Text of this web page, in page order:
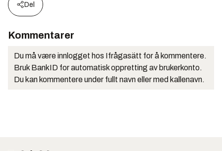
Del
Kommentarer
Du må være innlogget hos Ifrågasätt for å kommentere.
Bruk BankID for automatisk oppretting av brukerkonto.
Du kan kommentere under fullt navn eller med kallenavn.